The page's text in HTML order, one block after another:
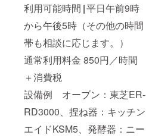
利用可能時間‖平日午前9時
から午後5時（その他の時間
帯も相談に応じます。）
通常利用料金 850円／時間
＋消費税
設備例 オーブン：東芝ER-
RD3000、捏ね器：キッチン
エイドKSM5、発酵器：ニー